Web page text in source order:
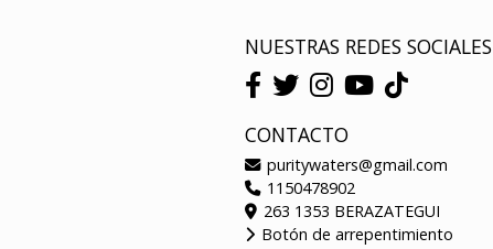
NUESTRAS REDES SOCIALES
CONTACTO
puritywaters@gmail.com
1150478902
263 1353 BERAZATEGUI
Botón de arrepentimiento